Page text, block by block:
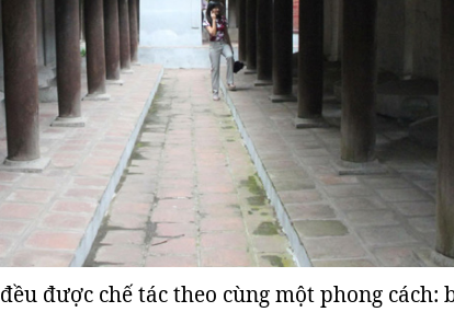
được chế tác theo cùng một phong cách: